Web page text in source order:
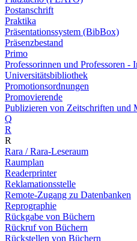
Postanschrift
Praktika
Präsentationssystem (BibBox)
Präsenzbestand
Primo
Professorinnen und Professoren -
Universitätsbibliothek
Promotionsordnungen
Promovierende
Publizieren von Zeitschriften und
Q
R
R
Rara / Rara-Leseraum
Raumplan
Readerprinter
Reklamationsstelle
Remote-Zugang zu Datenbanken
Reprographie
Rückgabe von Büchern
Rückruf von Büchern
Rückstellen von Büchern